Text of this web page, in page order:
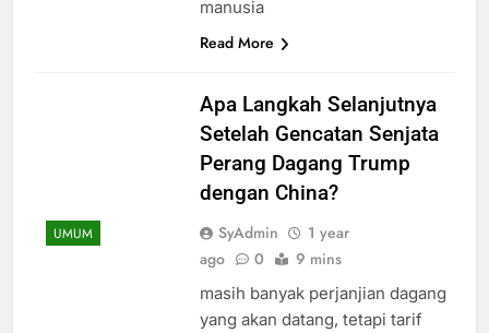
manusia
Read More
UMUM
Apa Langkah Selanjutnya
Setelah Gencatan Senjata
Perang Dagang Trump
dengan China?
SyAdmin
1 year
ago
0 9 mins
masih banyak perjanjian dagang
yang akan datang, tetapi tarif